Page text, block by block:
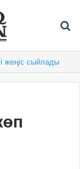
жеңіс сыйлады